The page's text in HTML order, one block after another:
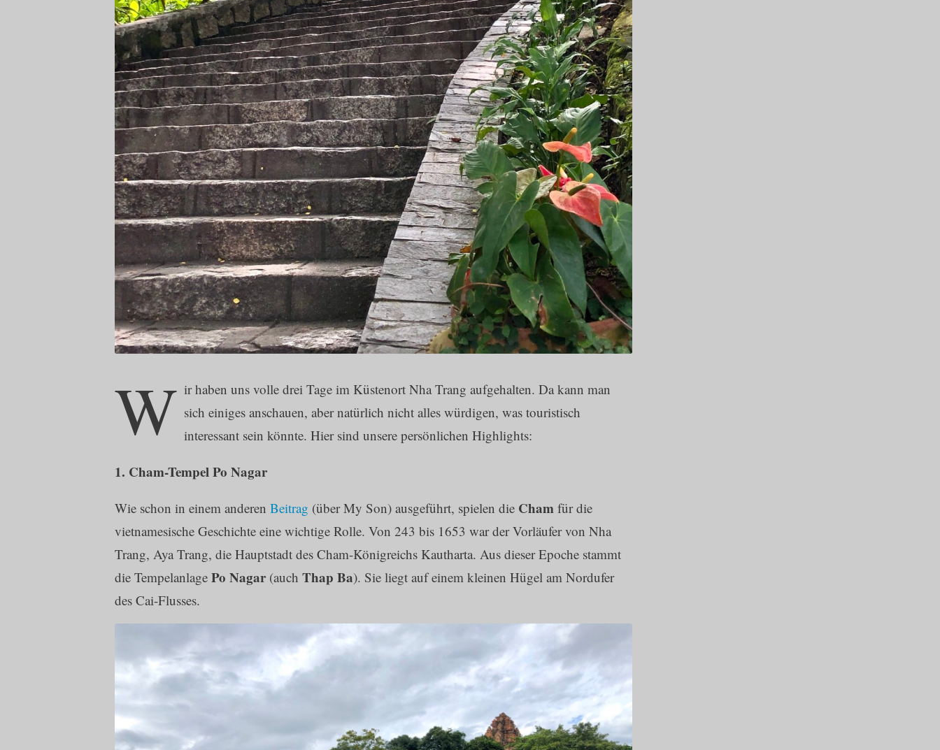
W ir haben uns volle drei Tage im Küstenort Nha Trang aufgehalten. Da kann man
sich einiges anschauen, aber natürlich nicht alles würdigen, was touristisch
interessant sein könnte. Hier sind unsere persönlichen Highlights:
1. Cham-Tempel Po Nagar
Wie schon in einem anderen Beitrag (über My Son) ausgeführt, spielen die Cham für die
vietnamesische Geschichte eine wichtige Rolle. Von 243 bis 1653 war der Vorläufer von Nha
Trang, Aya Trang, die Hauptstadt des Cham-Königreichs Kautharta. Aus dieser Epoche stammt
die Tempelanlage Po Nagar(auch Thap Ba). Sie liegt auf einem kleinen Hügel am Nordufer
des Cai-Flusses.